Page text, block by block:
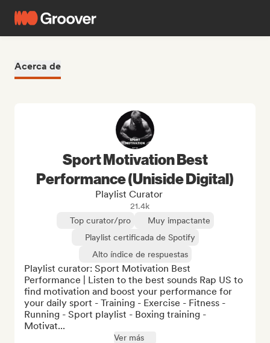
Acerca de
Sport Motivation Best
Performance (Uniside Digital)
Playlist Curator
21.4k
Top curator/pro
Muy impactante
Playlist certificada de Spotify
Alto índice de respuestas
Playlist curator: Sport Motivation Best
Performance | Listen to the best sounds Rap US to
find motivation and boost your performance for
your daily sport - Training - Exercise - Fitness -
Running - Sport playlist - Boxing training -
Motivat...
Ver más